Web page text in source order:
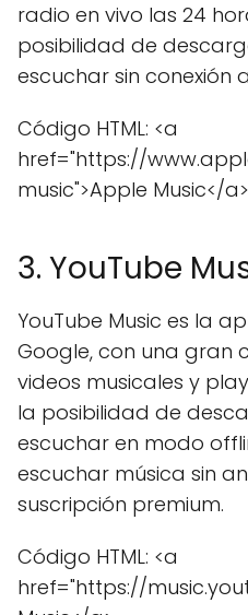
radio en vivo las 24
posibilidad de
escuchar sin conexión
Código HTML: <a
href="https://
music">Apple Music</a>
3. YouTube
YouTube Music es la
Google, con una gran
videos musicales y
la posibilidad de
escuchar en modo
escuchar música sin
suscripción premium.
Código HTML: <a
href="https://